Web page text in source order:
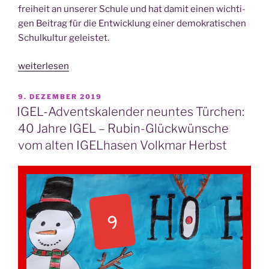
Reu­
schen“
frei­heit an unse­rer Schu­le und hat damit einen wich­ti­
gen Bei­trag für die Ent­wick­lung einer demo­kra­ti­schen
Schul­kul­tur geleistet.
„IGEL-
ka­
len­
der
tes
Tür­
chen:
Jah­
IGEL
weiterlesen
VERÖFFENTLICHT
AM
9. DEZEMBER 2019
IGEL-Adventskalender neuntes Türchen:
40 Jahre IGEL – Rubin-Glückwünsche
vom alten IGELhasen Volkmar Herbst